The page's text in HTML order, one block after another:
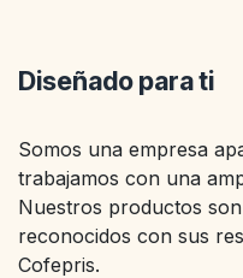
Diseñado para ti
Somos una empresa
trabajamos con una
Nuestros productos
reconocidos con sus
Cofepris.